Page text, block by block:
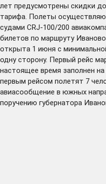
лет предусмотрены скидки
тарифа. Полеты
судами CRJ-100/200
билетов по маршруту
открыта 1 июня с
одну сторону. Первый рейс
настоящее время заполнен
первым рейсом полетят 7
авиасообщение в южных
поручению губернатора